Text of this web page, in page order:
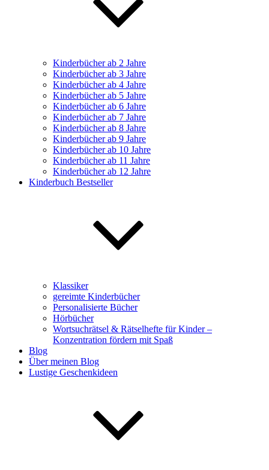
Kinderbücher ab 2 Jahre
Kinderbücher ab 3 Jahre
Kinderbücher ab 4 Jahre
Kinderbücher ab 5 Jahre
Kinderbücher ab 6 Jahre
Kinderbücher ab 7 Jahre
Kinderbücher ab 8 Jahre
Kinderbücher ab 9 Jahre
Kinderbücher ab 10 Jahre
Kinderbücher ab 11 Jahre
Kinderbücher ab 12 Jahre
Kinderbuch Bestseller
Klassiker
gereimte Kinderbücher
Personalisierte Bücher
Hörbücher
Wortsuchrätsel & Rätselhefte für Kinder –
Konzentration fördern mit Spaß
Blog
Über meinen Blog
Lustige Geschenkideen